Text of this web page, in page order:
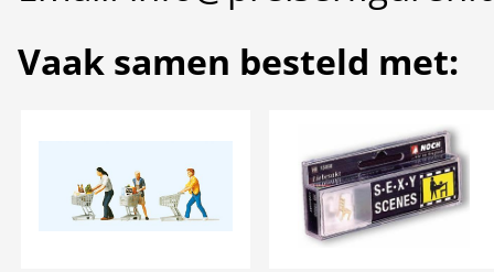
Vaak samen besteld met: